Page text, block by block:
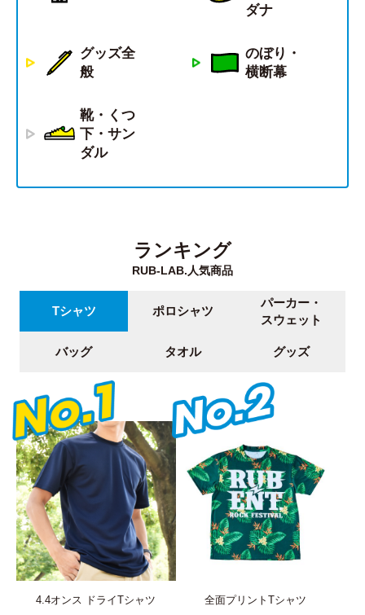
ダナ
グッズ全
般
のぼり・
横断幕
靴・くつ
下・サン
ダル
ランキング
RUB-LAB.人気商品
Tシャツ ポロシャツ
パーカー・
スウェット
バッグ タオル グッズ
4.4オンス ドライTシャツ 全面プリントTシャツ